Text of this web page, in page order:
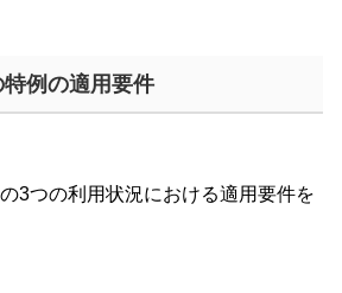
例の適用要件
3つの利用状況における適用要件を